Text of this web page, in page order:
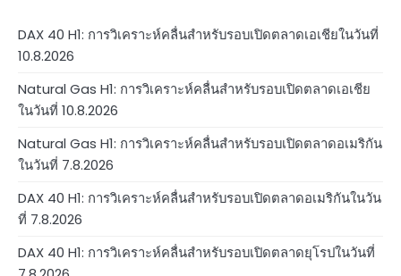
DAX 40 H1: การวิเคราะห์คลื่นสำหรับรอบเปิดตลาดเอเชียในวันที่
10.8.2026
Natural Gas H1: การวิเคราะห์คลื่นสำหรับรอบเปิดตลาดเอเชีย
ในวันที่ 10.8.2026
Natural Gas H1: การวิเคราะห์คลื่นสำหรับรอบเปิดตลาดอเมริกัน
ในวันที่ 7.8.2026
DAX 40 H1: การวิเคราะห์คลื่นสำหรับรอบเปิดตลาดอเมริกันในวัน
ที่ 7.8.2026
DAX 40 H1: การวิเคราะห์คลื่นสำหรับรอบเปิดตลาดยุโรปในวันที่